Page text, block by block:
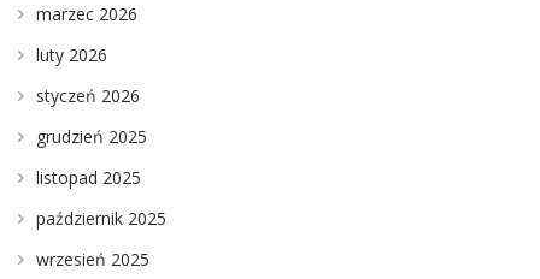
marzec 2026
luty 2026
styczeń 2026
grudzień 2025
listopad 2025
październik 2025
wrzesień 2025